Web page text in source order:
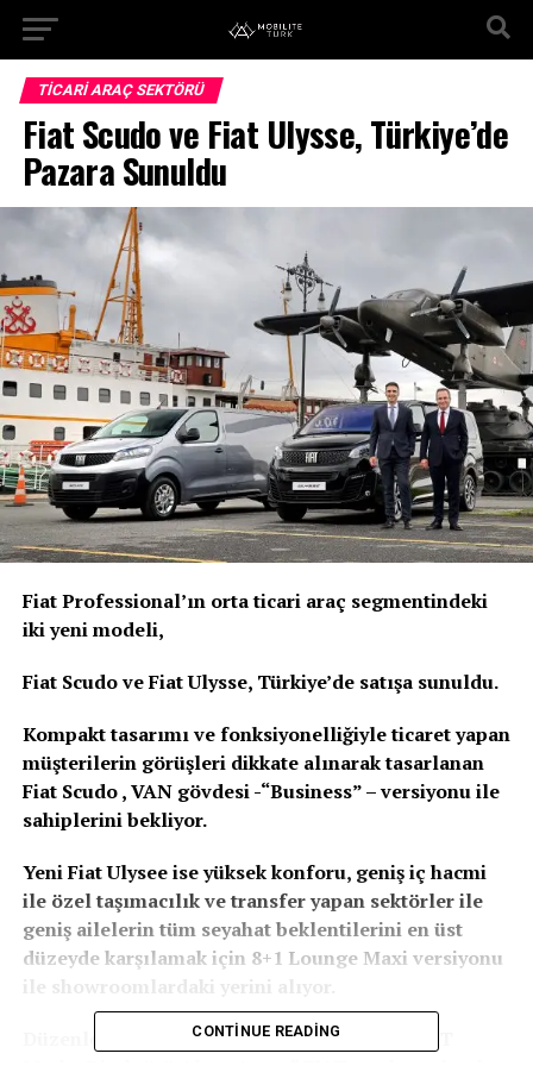
TICARI ARAÇ SEKTÖRÜ
Fiat Scudo ve Fiat Ulysse, Türkiye’de
Pazara Sunuldu
Fiat Professional’ın orta ticari araç segmentindeki
iki yeni modeli,
Fiat Scudo ve Fiat Ulysse, Türkiye’de satışa sunuldu.
Kompakt tasarımı ve fonksiyonelliğiyle ticaret yapan
müşterilerin görüşleri dikkate alınarak tasarlanan
Fiat Scudo , VAN gövdesi -“Business” – versiyonu ile
sahiplerini bekliyor.
Yeni Fiat Ulysee ise yüksek konforu, geniş iç hacmi
ile özel taşımacılık ve transfer yapan sektörler ile
geniş ailelerin tüm seyahat beklentilerini en üst
düzeyde karşılamak için 8+1 Lounge Maxi versiyonu
ile showroomlardaki yerini alıyor.
Düzenlenen basın toplantısında konuşan FIAT
CONTINUE READING